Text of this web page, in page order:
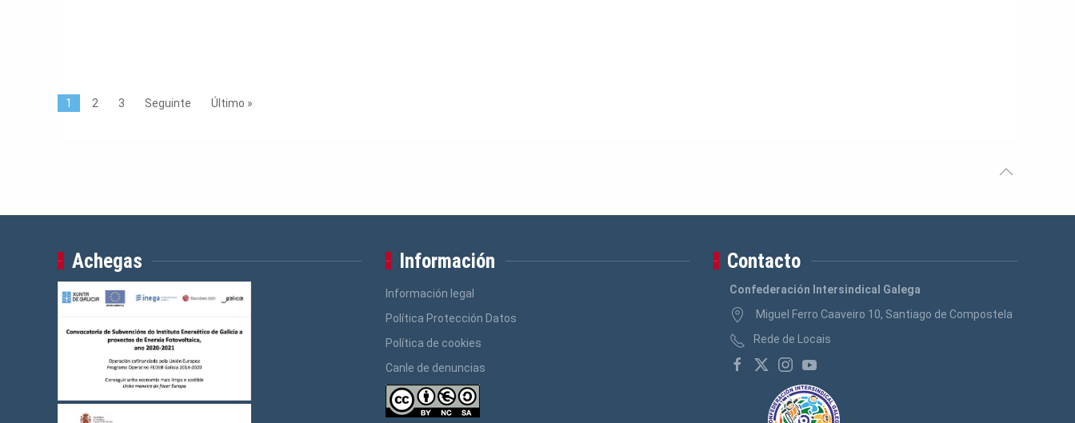
1 2 3 Seguinte Último »
Achegas Información
Información legal
Política Protección Datos
Política de cookies
Canle de denuncias
Contacto
Confederación Intersindical Galega
Miguel Ferro Caaveiro 10, Santiago de Compostela
Rede de Locais